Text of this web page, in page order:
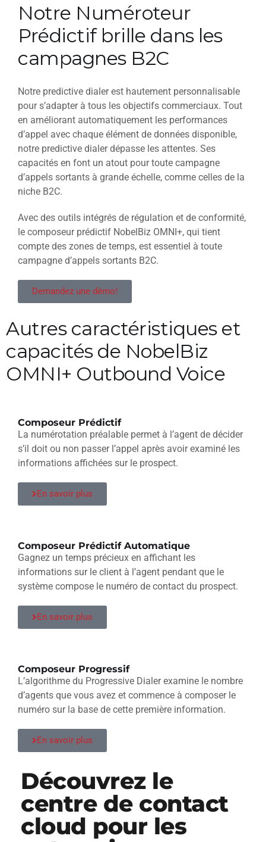
Notre Numéroteur
Prédictif brille dans les
campagnes B2C
Notre predictive dialer est hautement personnalisable
pour s’adapter à tous les objectifs commerciaux. Tout
en améliorant automatiquement les performances
d’appel avec chaque élément de données disponible,
notre predictive dialer dépasse les attentes. Ses
capacités en font un atout pour toute campagne
d’appels sortants à grande échelle, comme celles de la
niche B2C.
Avec des outils intégrés de régulation et de conformité,
le composeur prédictif NobelBiz OMNI+, qui tient
compte des zones de temps, est essentiel à toute
campagne d’appels sortants B2C.
Demandez une démo!
Autres caractéristiques et
capacités de NobelBiz
OMNI+ Outbound Voice
Composeur Prédictif
La numérotation préalable permet à l’agent de décider
s’il doit ou non passer l’appel après avoir examiné les
informations affichées sur le prospect.
En savoir plus
Composeur Prédictif Automatique
Gagnez un temps précieux en affichant les
informations sur le client à l’agent pendant que le
système compose le numéro de contact du prospect.
En savoir plus
Composeur Progressif
L’algorithme du Progressive Dialer examine le nombre
d’agents que vous avez et commence à composer le
numéro sur la base de cette première information.
En savoir plus
Découvrez le
centre de contact
cloud pour les